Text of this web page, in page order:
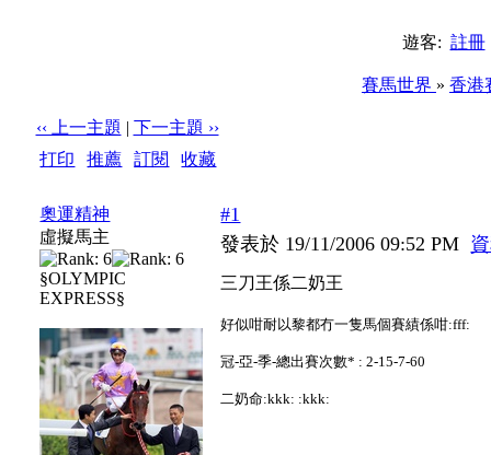
遊客: 註冊
賽馬世界 » 香港
‹‹ 上一主題 | 下一主題 ››
打印 |推薦 |訂閱 |收藏
奧運精神
虛擬馬主
§OLYMPIC
EXPRESS§
#1
發表於 19/11/2006 09:52 PM
三刀王係二奶王
好似咁耐以黎都冇一隻馬個賽績係咁:fff:
冠-亞-季-總出賽次數* : 2-15-7-60
二奶命:kkk: :kkk: